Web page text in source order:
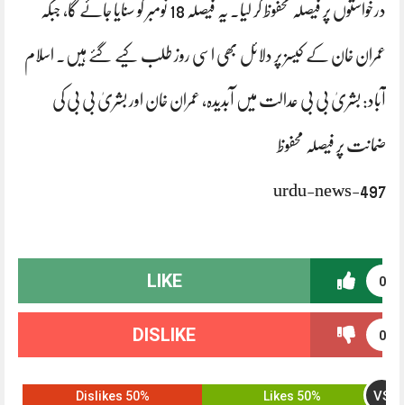
درخواستوں پر فیصلہ محفوظ کر لیا۔ یہ فیصلہ 18 نومبر کو سنایا جائے گا، جبکہ
عمران خان کے کیسز پر دلائل بھی اسی روز طلب کیے گئے ہیں۔ اسلام
آباد: بشریٰ بی بی عدالت میں آبدیدہ، عمران خان اور بشریٰ بی بی کی
ضمانت پر فیصلہ محفوظ
urdu-news-497
0
LIKE
0
DISLIKE
50% Likes VS
50% Dislikes